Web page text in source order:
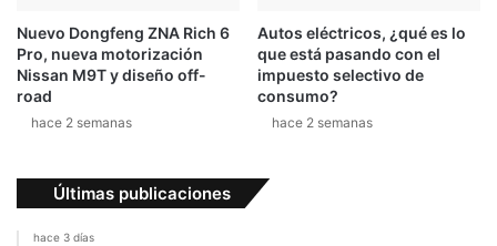
Nuevo Dongfeng ZNA Rich 6
Pro, nueva motorización
Nissan M9T y diseño off-
road
hace 2 semanas
Autos eléctricos, ¿qué es lo
que está pasando con el
impuesto selectivo de
consumo?
hace 2 semanas
Últimas publicaciones
hace 3 días